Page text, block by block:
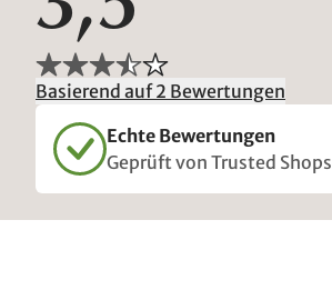
Basierend auf 2 Bewertungen
Echte Bewertungen
Geprüft von Trusted Shops